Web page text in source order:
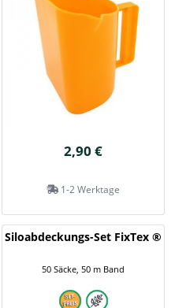
2,90 €
1-2 Werktage
Siloabdeckungs-Set FixTex ®
50 Säcke, 50 m Band